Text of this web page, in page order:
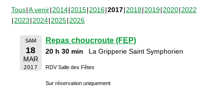
Tous A venir 2014 2015 2016 2017 2018 2019 2020 2022
2023 2024 2025 2026
SAM
18
MAR
2017
Repas choucroute (FEP)
20 h 30 min La Gripperie Saint Symphorien
RDV Salle des Fêtes
Sur réservation uniquement